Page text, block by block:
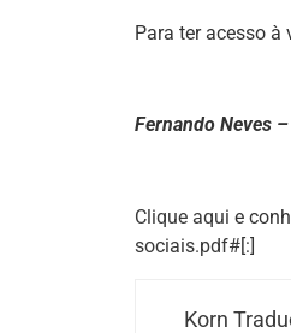
Para ter acesso à
Fernando Neves
Clique aqui e
sociais.pdf#[:]
Korn